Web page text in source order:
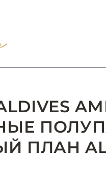
ПЛАН